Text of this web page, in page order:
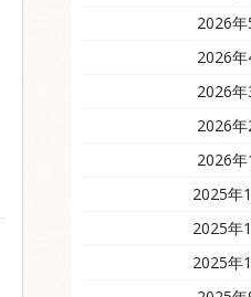
2026年
2026年
2026年
2026年
2026年
2025年
2025年
2025年